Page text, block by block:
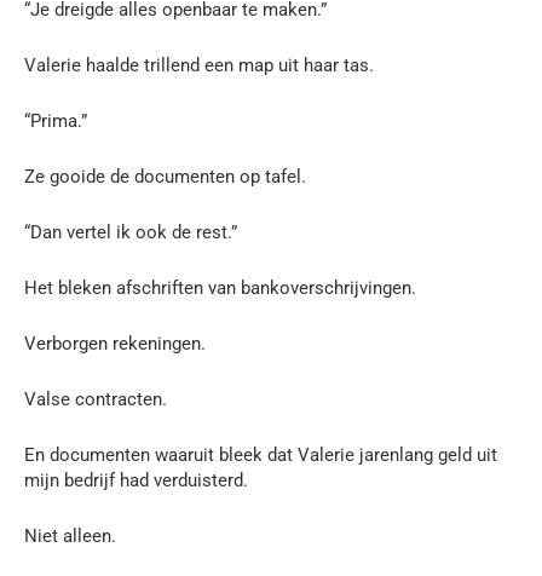
“Je dreigde alles openbaar te maken.”
Valerie haalde trillend een map uit haar tas.
“Prima.”
Ze gooide de documenten op tafel.
“Dan vertel ik ook de rest.”
Het bleken afschriften van bankoverschrijvingen.
Verborgen rekeningen.
Valse contracten.
En documenten waaruit bleek dat Valerie jarenlang geld uit
mijn bedrijf had verduisterd.
Niet alleen.